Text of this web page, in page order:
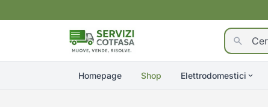
Homepage Shop Elettrodomestici